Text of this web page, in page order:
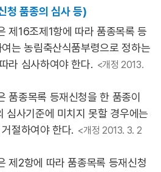
청 품종의 심사 등)
제16조제1항에 따라 품종목록 등
는 농림축산식품부령으로 정하는
라 심사하여야 한다. <개정 2013.
품종목록 등재신청을 한 품종이
심사기준에 미치지 못할 경우에는
절하여야 한다. <개정 2013. 3. 2
제2항에 따라 품종목록 등재신청